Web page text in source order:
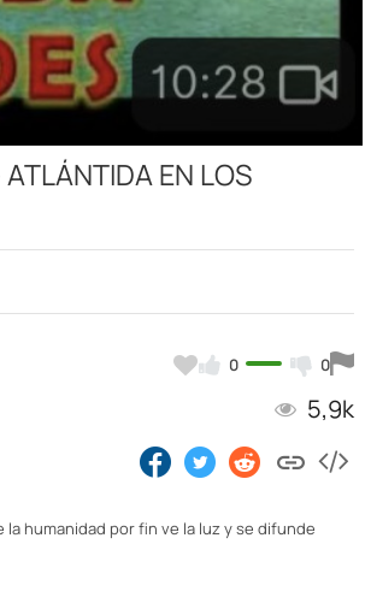
EN LOS
0 0
5,9k
la humanidad por fin ve la luz y se difunde